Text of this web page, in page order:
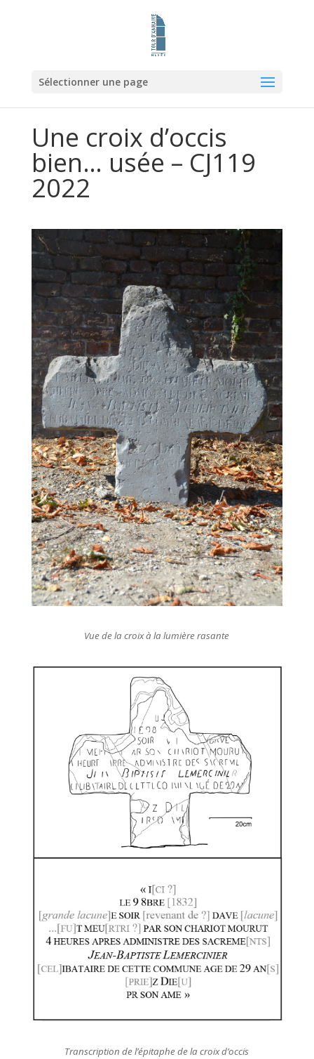
Sélectionner une page
Une croix d’occis
bien… usée – CJ119
2022
Vue de la croix à la lumière rasante
Transcription de l’épitaphe de la croix d’occis